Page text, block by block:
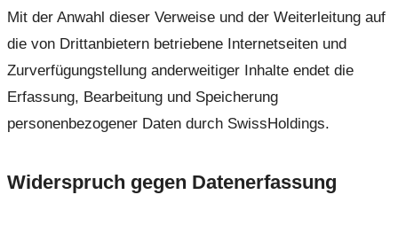
Mit der Anwahl dieser Verweise und der Weiterleitung auf
die von Drittanbietern betriebene Internetseiten und
Zurverfügungstellung anderweitiger Inhalte endet die
Erfassung, Bearbeitung und Speicherung
personenbezogener Daten durch SwissHoldings.
Widerspruch gegen Datenerfassung